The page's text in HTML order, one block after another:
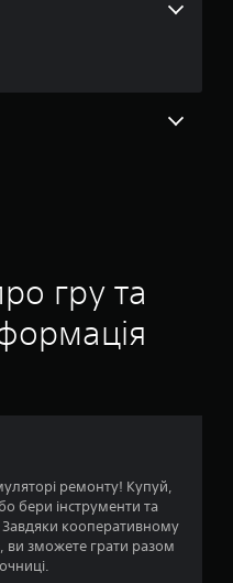
4
п
’
т
з
і
гру та
ремонту! Купуй,
бери інструменти та
кооперативному
зможете грати разом